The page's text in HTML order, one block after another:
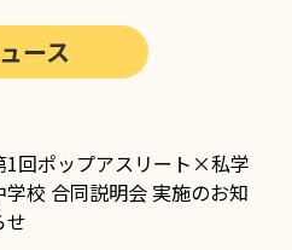
ース
1回ポップアスリート×私学
学校 合同説明会 実施のお知
せ